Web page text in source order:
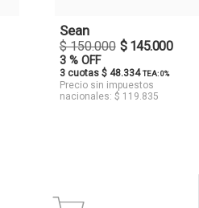
Sean
$ 150.000 $ 145.000
3 % OFF
3 cuotas $ 48.334TEA: 0%
Precio sin impuestos
nacionales: $ 119.835